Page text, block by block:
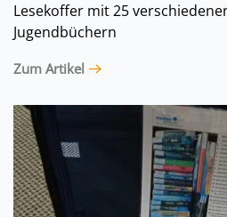
Lesekoffer mit 25
Jugendbüchern
Zum Artikel